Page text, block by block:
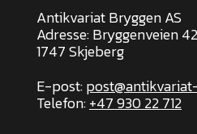
Antikvariat Bryggen AS
Adresse: Bryggenveien
1747 Skjeberg
E-post:
Telefon:+47 930 22 712